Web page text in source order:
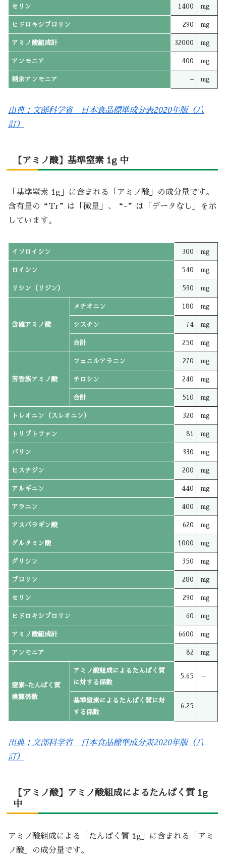
セリン 1400 mg
ヒドロキシプロリン 290 mg
アミノ酸組成計 32000 mg
アンモニア 400 mg
剰余アンモニア – mg
出典：文部科学省 日本食品標準成分表2020年版（八
訂）
【アミノ酸】基準窒素 1g 中
「基準窒素 1g」に含まれる「アミノ酸」の成分量です。
含有量の“Tr”は「微量」、“-”は「データなし」を示
しています。
イソロイシン 300 mg
ロイシン 540 mg
リシン（リジン） 590 mg
含硫アミノ酸
メチオニン 180 mg
シスチン 74 mg
合計 250 mg
芳香族アミノ酸
フェニルアラニン 270 mg
チロシン 240 mg
合計 510 mg
トレオニン（スレオニン） 320 mg
トリプトファン 81 mg
バリン 330 mg
ヒスチジン 200 mg
アルギニン 440 mg
アラニン 400 mg
アスパラギン酸 620 mg
グルタミン酸 1000 mg
グリシン 350 mg
プロリン 280 mg
セリン 290 mg
ヒドロキシプロリン 60 mg
アミノ酸組成計 6600 mg
アンモニア 82 mg
窒素-たんぱく質
換算係数
アミノ酸組成によるたんぱく質
に対する係数
5.65 －
基準窒素によるたんぱく質に対
する係数
6.25 －
出典：文部科学省 日本食品標準成分表2020年版（八
訂）
【アミノ酸】アミノ酸組成によるたんぱく質 1g
中
アミノ酸組成による「たんぱく質 1g」に含まれる「アミ
ノ酸」の成分量です。